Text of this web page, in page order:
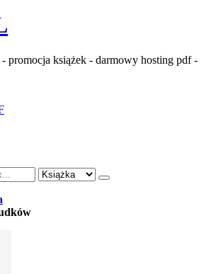
promocja książek - darmowy hosting pdf -